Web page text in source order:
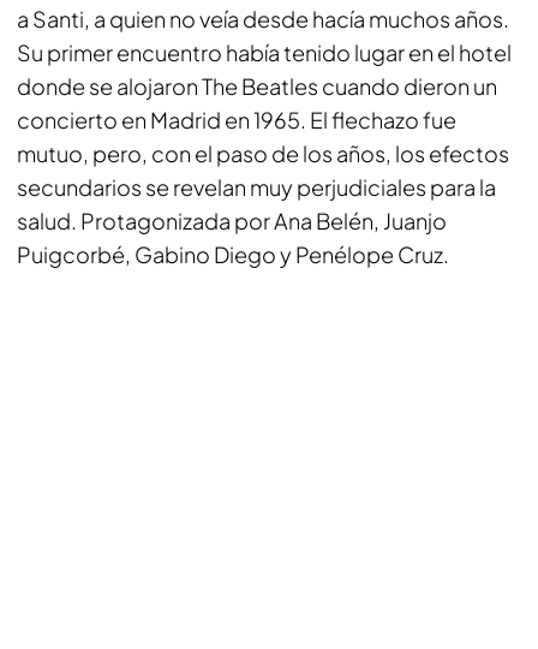
a Santi, a quien no veía desde hacía muchos años.
Su primer encuentro había tenido lugar en el hotel
donde se alojaron The Beatles cuando dieron un
concierto en Madrid en 1965. El flechazo fue
mutuo, pero, con el paso de los años, los efectos
secundarios se revelan muy perjudiciales para la
salud. Protagonizada por Ana Belén, Juanjo
Puigcorbé, Gabino Diego y Penélope Cruz.